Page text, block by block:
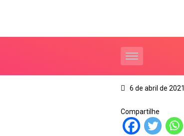
6 de abril de 2021
Compartilhe